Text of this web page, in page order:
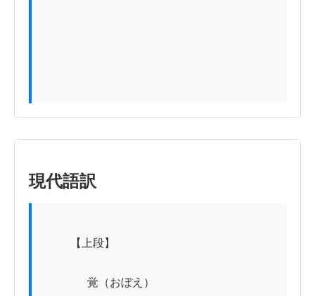
現代語訳
覚（おぼえ）